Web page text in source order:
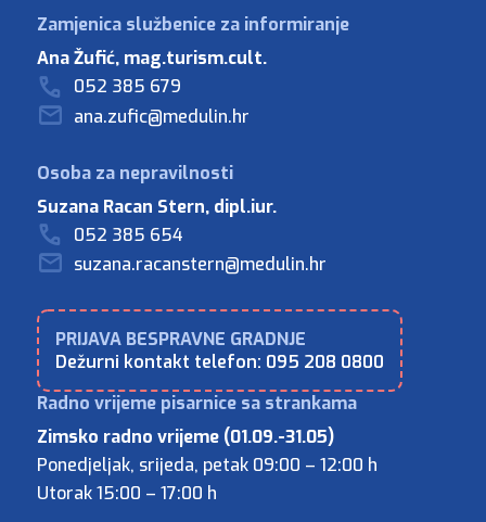
Ana Žufić, mag.turism.cult.
052 385 679
ana.zufic@medulin.hr
Suzana Racan Stern, dipl.iur.
052 385 654
suzana.racanstern@medulin.hr
Dežurni kontakt telefon: 095 208 0800
Zimsko radno vrijeme (01.09.-31.05)
Ponedjeljak, srijeda, petak 09:00 – 12:00 h
Utorak 15:00 – 17:00 h